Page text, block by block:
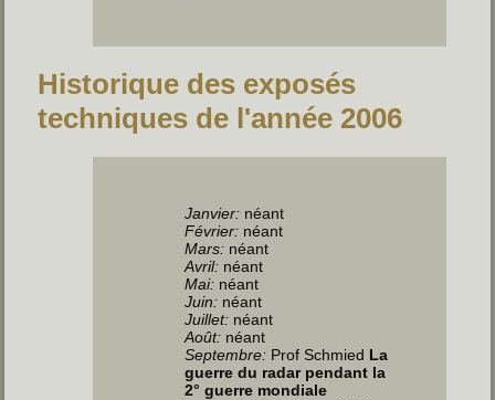
Historique des exposés
techniques de l'année 2006
Janvier: néant
Février: néant
Mars: néant
Avril: néant
Mai: néant
Juin: néant
Juillet: néant
Août: néant
Septembre: Prof Schmied La
guerre du radar pendant la
2° guerre mondiale